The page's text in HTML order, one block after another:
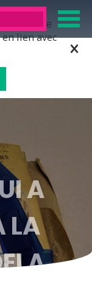
ont soif de
lien avec
A
LA